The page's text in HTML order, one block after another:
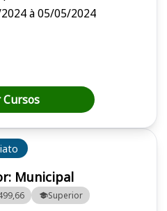
Municipal
Superior
à 05/05/2024
Cursos